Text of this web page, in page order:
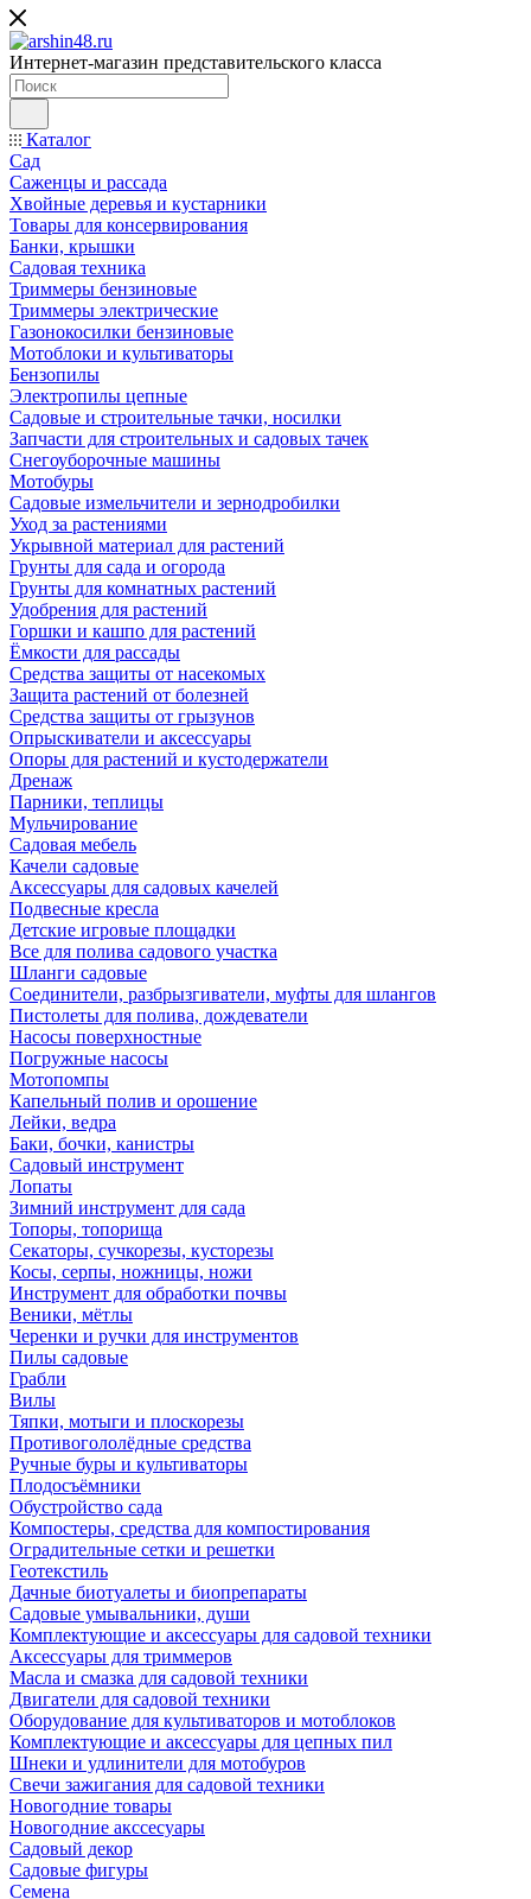
Интернет-магазин представительского класса
Каталог
Сад
Саженцы и рассада
Хвойные деревья и кустарники
Товары для консервирования
Банки, крышки
Садовая техника
Триммеры бензиновые
Триммеры электрические
Газонокосилки бензиновые
Мотоблоки и культиваторы
Бензопилы
Электропилы цепные
Садовые и строительные тачки, носилки
Запчасти для строительных и садовых тачек
Снегоуборочные машины
Мотобуры
Садовые измельчители и зернодробилки
Уход за растениями
Укрывной материал для растений
Грунты для сада и огорода
Грунты для комнатных растений
Удобрения для растений
Горшки и кашпо для растений
Ёмкости для рассады
Средства защиты от насекомых
Защита растений от болезней
Средства защиты от грызунов
Опрыскиватели и аксессуары
Опоры для растений и кустодержатели
Дренаж
Парники, теплицы
Мульчирование
Садовая мебель
Качели садовые
Аксессуары для садовых качелей
Подвесные кресла
Детские игровые площадки
Все для полива садового участка
Шланги садовые
Соединители, разбрызгиватели, муфты для шлангов
Пистолеты для полива, дождеватели
Насосы поверхностные
Погружные насосы
Мотопомпы
Капельный полив и орошение
Лейки, ведра
Баки, бочки, канистры
Садовый инструмент
Лопаты
Зимний инструмент для сада
Топоры, топорища
Секаторы, сучкорезы, кусторезы
Косы, серпы, ножницы, ножи
Инструмент для обработки почвы
Веники, мётлы
Черенки и ручки для инструментов
Пилы садовые
Грабли
Вилы
Тяпки, мотыги и плоскорезы
Противогололёдные средства
Ручные буры и культиваторы
Плодосъёмники
Обустройство сада
Компостеры, средства для компостирования
Оградительные сетки и решетки
Геотекстиль
Дачные биотуалеты и биопрепараты
Садовые умывальники, души
Комплектующие и аксессуары для садовой техники
Аксессуары для триммеров
Масла и смазка для садовой техники
Двигатели для садовой техники
Оборудование для культиваторов и мотоблоков
Комплектующие и аксессуары для цепных пил
Шнеки и удлинители для мотобуров
Свечи зажигания для садовой техники
Новогодние товары
Новогодние акссесуары
Садовый декор
Садовые фигуры
Семена